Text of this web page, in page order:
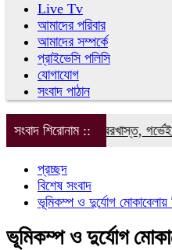
Live Tv
আমাদের পরিবার
আমাদের সম্পর্কে
প্রাইভেসি পলিসি
যোগাযোগ
সংবাদ পাঠান
সংবাদ শিরোনাম ::
অন্তঃসত্ত্বা কর্মী বরখাস্ত, গর্ভেই
প্রচ্ছদ
বিশেষ সংবাদ
ভূমিকম্প ও দুর্যোগ
ভূমিকম্প ও দুর্যোগ